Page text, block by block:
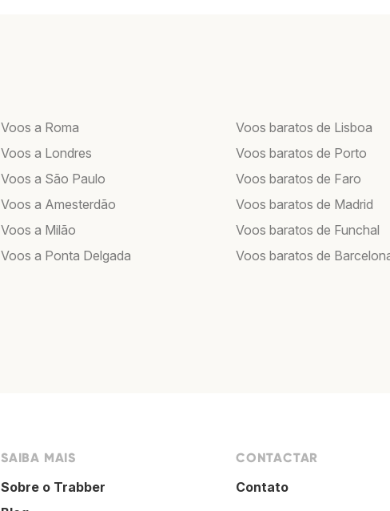
Voos a Roma
Voos a Londres
Voos a São Paulo
Voos a Amesterdão
Voos a Milão
Voos a Ponta Delgada
Voos baratos de Lisboa
Voos baratos de Porto
Voos baratos de Faro
Voos baratos de Madrid
Voos baratos de Funchal
Voos baratos de
SAIBA MAIS
Sobre o Trabber
CONTACTAR
Contato